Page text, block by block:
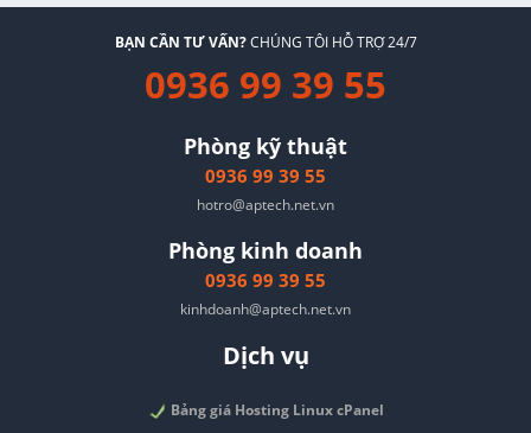
BẠN CẦN TƯ VẤN?CHÚNG TÔI HỖ TRỢ 24/7
0936 99 39 55
Phòng kỹ thuật
0936 99 39 55
hotro@aptech.net.vn
Phòng kinh doanh
0936 99 39 55
kinhdoanh@aptech.net.vn
Dịch vụ
Bảng giá Hosting Linux cPanel